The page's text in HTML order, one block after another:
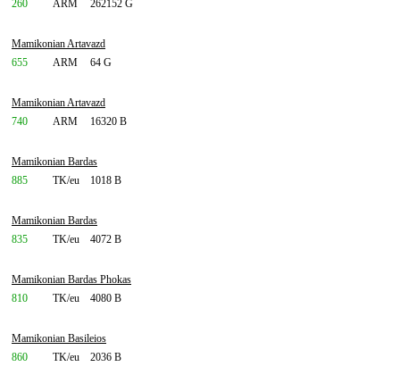
260
ARM 262152 G
Mamikonian Artavazd
655
ARM 64 G
Mamikonian Artavazd
740
ARM 16320 B
Mamikonian Bardas
885
TK/eu 1018 B
Mamikonian Bardas
835
TK/eu 4072 B
Mamikonian Bardas Phokas
810
TK/eu 4080 B
Mamikonian Basileios
860
TK/eu 2036 B